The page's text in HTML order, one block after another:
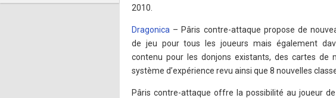
2010.
Dragonica – Pâris contre-attaque propose de
de jeu pour tous les joueurs mais également
contenu pour les donjons existants, des cartes de
système d’expérience revu ainsi que 8 nouvelles
Pâris contre-attaque offre la possibilité au joueur